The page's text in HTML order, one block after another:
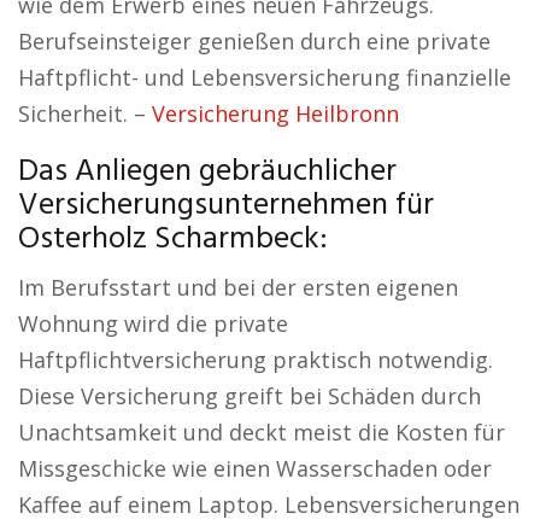
Berufseinsteiger genießen durch eine private
Haftpflicht- und Lebensversicherung finanzielle
Sicherheit. – Versicherung Heilbronn
Das Anliegen gebräuchlicher
Versicherungsunternehmen für
Osterholz Scharmbeck:
Im Berufsstart und bei der ersten eigenen
Wohnung wird die private
Haftpflichtversicherung praktisch notwendig.
Diese Versicherung greift bei Schäden durch
Unachtsamkeit und deckt meist die Kosten für
Missgeschicke wie einen Wasserschaden oder
Kaffee auf einem Laptop. Lebensversicherungen